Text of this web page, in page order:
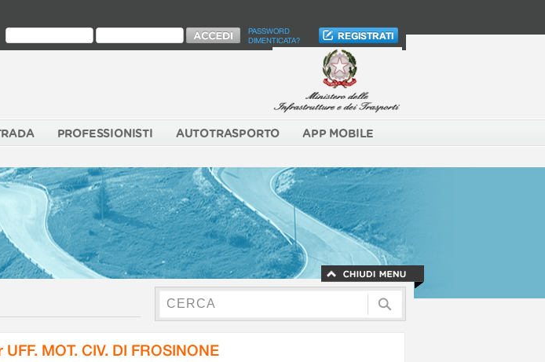
PASSWORD
DIMENTICATA?
PROFESSIONISTI AUTOTRASPORTO APP MOBILE
MOT. CIV. DI FROSINONE